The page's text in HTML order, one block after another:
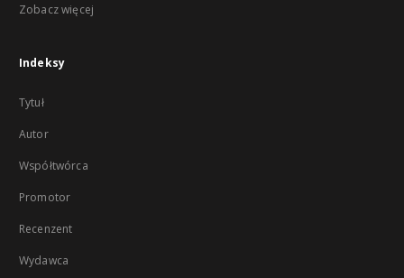
Zobacz więcej
Indeksy
Tytuł
Autor
Współtwórca
Promotor
Recenzent
Wydawca